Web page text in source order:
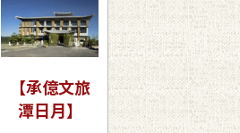
【承億文旅
潭日月】